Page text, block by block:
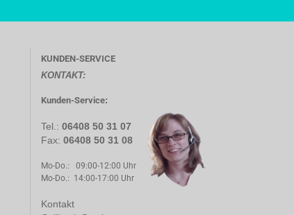
KUNDEN-SERVICE
KONTAKT:
Kunden-Service:
Tel.: 06408 50 31 07
Fax: 06408 50 31 08
Mo-Do.: 09:00-12:00 Uhr
Mo-Do.: 14:00-17:00 Uhr
Kontakt